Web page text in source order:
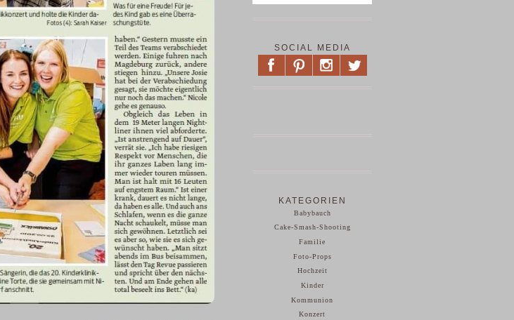
SOCIAL MEDIA
KATEGORIEN
Babybauch
Cake-Smash-Shooting
Familie
Foto-Props
Hochzeit
Kinder
Kommunion
Konzert